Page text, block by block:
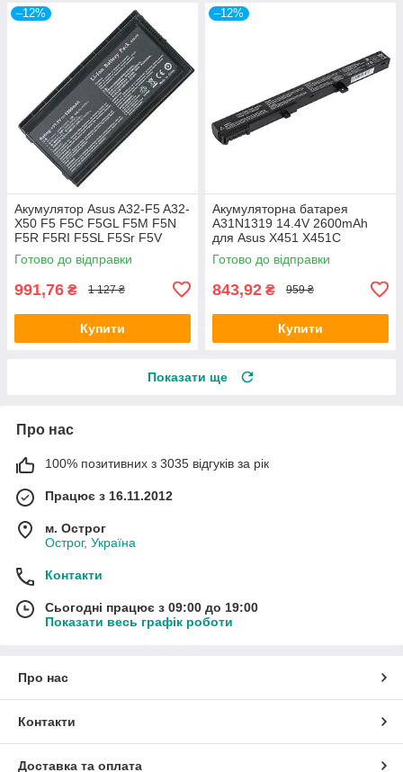
–12%
Акумулятор Asus A32-F5 A32-
X50 F5 F5C F5GL F5M F5N
F5R F5RI F5SL F5Sr F5V
F5VI F5VL F5Z
Готово до відправки
991,76 ₴ 1 127 ₴
Купити
–12%
Акумуляторна батарея
A31N1319 14.4V 2600mAh
для Asus X451 X451C
X451CA X551 X551CA X551C
A31LJ91 A41N1308
Готово до відправки
843,92 ₴ 959 ₴
Купити
Показати ще
Про нас
100% позитивних з 3035 відгуків за рік
Працює з 16.11.2012
м. Острог
Острог, Україна
Контакти
Сьогодні працює з 09:00 до 19:00
Показати весь графік роботи
Про нас
Контакти
Доставка та оплата